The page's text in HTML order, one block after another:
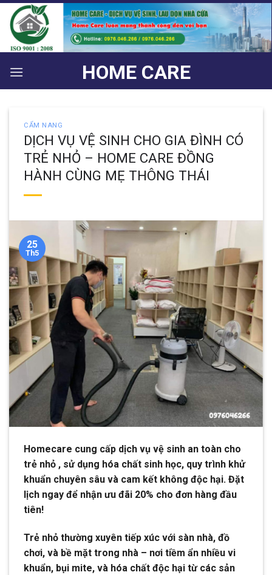
Bỏ
qua
nội
dung
HOME CARE
CẨM NANG
DỊCH VỤ VỆ SINH CHO GIA ĐÌNH CÓ
TRẺ NHỎ – HOME CARE ĐỒNG
HÀNH CÙNG MẸ THÔNG THÁI
25
Th5
Homecare cung cấp dịch vụ vệ sinh an toàn cho
trẻ nhỏ , sử dụng hóa chất sinh học, quy trình khử
khuẩn chuyên sâu và cam kết không độc hại. Đặt
lịch ngay để nhận ưu đãi 20% cho đơn hàng đầu
tiên!
Trẻ nhỏ thường xuyên tiếp xúc với sàn nhà, đồ
chơi, và bề mặt trong nhà – nơi tiềm ẩn nhiều vi
khuẩn, bụi mite, và hóa chất độc hại từ các sản